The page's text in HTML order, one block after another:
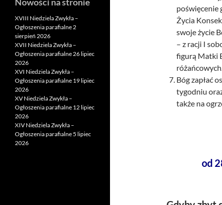
poświęcenie
Życia
swoje życie
– z racji I
figurą Matki
Bóg zapłać
tygodniu
także na
od
XVIII Niedziela Zwykła –
Ogłoszenia parafialne 2
sierpień 2026
XVII Niedziela Zwykła –
Ogłoszenia parafialne 26 lipiec
2026
XVI Niedziela Zwykła –
Ogłoszenia parafialne 19 lipiec
2026
XV Niedziela Zwykła –
Ogłoszenia parafialne 12 lipiec
2026
XIV Niedziela Zwykła –
Ogłoszenia parafialne 5 lipiec
2026